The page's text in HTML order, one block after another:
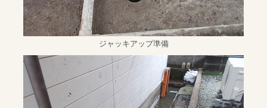
ジャッキアップ準備